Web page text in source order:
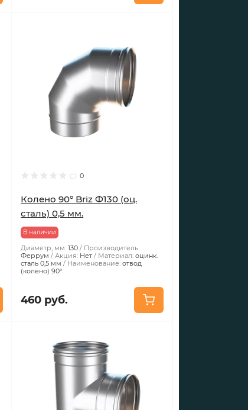
0
Колено 90° Briz Ф130 (оц.
сталь) 0,5 мм.
В наличии
Диаметр, мм: 130
Производитель:
Феррум
Акция: Нет Материал: оцинк.
сталь 0,5 мм
Наименование: отвод
(колено) 90°
460 руб.